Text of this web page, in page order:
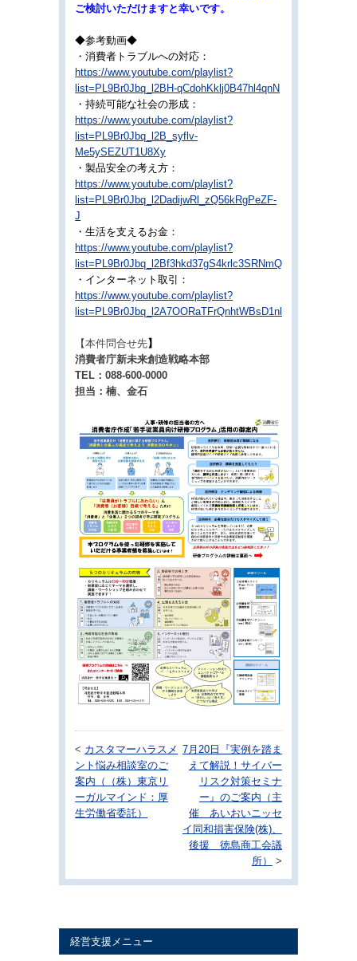
ご検討いただけますと幸いです。
◆参考動画◆
・消費者トラブルへの対応：
https://www.youtube.com/playlist?
list=PL9Br0Jbq_l2BH-qCdohKklj0B47hl4qnN
・持続可能な社会の形成：
https://www.youtube.com/playlist?
list=PL9Br0Jbq_l2B_syflv-
Me5ySEZUT1U8Xy
・製品安全の考え方：
https://www.youtube.com/playlist?
list=PL9Br0Jbq_l2DadijwRl_zQ56kRgPeZF-
J
・生活を支えるお金：
https://www.youtube.com/playlist?
list=PL9Br0Jbq_l2Bf3hkd37gS4krlc3SRNmQm
・インターネット取引：
https://www.youtube.com/playlist?
list=PL9Br0Jbq_l2A7OORaTFrQnhtWBsD1nlL4
【本件問合せ先】
消費者庁新未来創造戦略本部
TEL：088-600-0000
担当：楠、金石
< カスタマーハラスメ
ント悩み相談室のご
案内（（株）東京リ
ーガルマインド：厚
生労働省委託）
7月20日『実例を踏ま
えて解説！サイバー
リスク対策セミナ
ー』のご案内（主
催 あいおいニッセ
イ同和損害保険(株)、
後援 徳島商工会議
所）
>
経営支援メニュー